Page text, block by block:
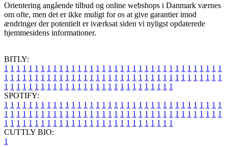
Orientering angående tilbud og online webshops i Danmark værnes
om ofte, men det er ikke muligt for os at give garantier imod
ændringer der potentielt er iværksat siden vi nyligst opdaterede
hjemmesidens informationer.
BITLY:
1 1 1 1 1 1 1 1 1 1 1 1 1 1 1 1 1 1 1 1 1 1 1 1 1 1 1 1 1 1 1 1 1 1 1 1
1 1 1 1 1 1 1 1 1 1 1 1 1 1 1 1 1 1 1 1 1 1 1 1 1 1 1 1 1 1 1 1 1 1 1 1
1 1 1 1 1 1 1 1 1 1 1 1 1 1 1 1 1 1 1 1 1 1 1 1 1 1 1 1
SPOTIFY:
1 1 1 1 1 1 1 1 1 1 1 1 1 1 1 1 1 1 1 1 1 1 1 1 1 1 1 1 1 1 1 1 1 1 1 1
1 1 1 1 1 1 1 1 1 1 1 1 1 1 1 1 1 1 1 1 1 1 1 1 1 1 1 1 1 1 1 1 1 1 1 1
1 1 1 1 1 1 1 1 1 1 1 1 1 1 1 1 1 1 1 1 1 1 1 1 1 1 1 1
CUTTLY BIO:
1